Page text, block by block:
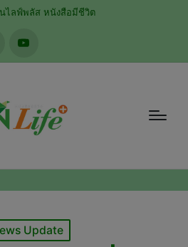
ไลฟ์พลัส หนังสือมีชีวิต
youtube
Update
modal-check